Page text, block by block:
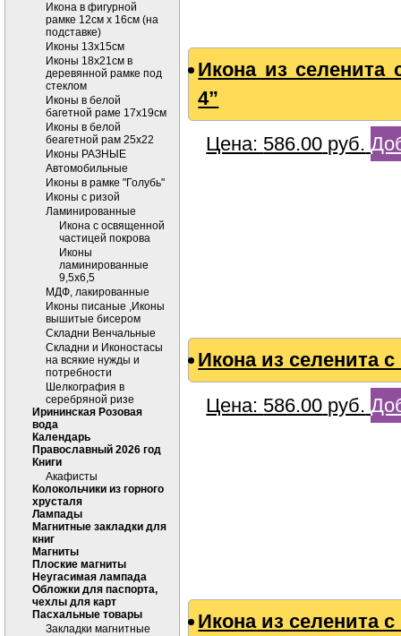
Икона в фигурной
рамке 12см х 16см (на
подставке)
Иконы 13х15см
Иконы 18х21см в
деревянной рамке под
стеклом
Иконы в белой
багетной раме 17х19см
Иконы в белой
беагетной рам 25х22
Иконы РАЗНЫЕ
Автомобильные
Иконы в рамке "Голубь"
Иконы с ризой
Ламинированные
Икона с освященной
частицей покрова
Иконы
ламинированные
9,5х6,5
МДФ, лакированные
Иконы писаные ,Иконы
вышитые бисером
Складни Венчальные
Складни и Иконостасы
на всякие нужды и
потребности
Шелкография в
серебряной ризе
Ирининская Розовая
вода
Календарь
Православный 2026 год
Книги
Акафисты
Колокольчики из горного
хрусталя
Лампады
Магнитные закладки для
книг
Магниты
Плоские магниты
Неугасимая лампада
Обложки для паспорта,
чехлы для карт
Пасхальные товары
Закладки магнитные
Икона из селенита
4”
Цена: 586.00 руб.
Икона из селенита
Цена: 586.00 руб.
Икона из селенита